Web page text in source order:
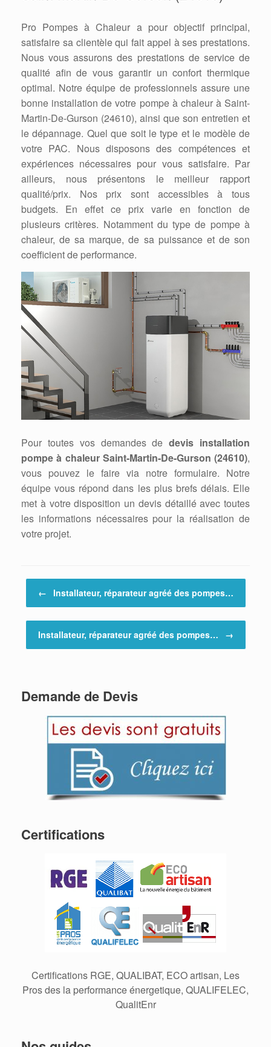
Pro Pompes à Chaleur a pour objectif principal,
satisfaire sa clientèle qui fait appel à ses prestations.
Nous vous assurons des prestations de service de
qualité afin de vous garantir un confort thermique
optimal. Notre équipe de professionnels assure une
bonne installation de votre pompe à chaleur à Saint-
Martin-De-Gurson (24610), ainsi que son entretien et
le dépannage. Quel que soit le type et le modèle de
votre PAC. Nous disposons des compétences et
expériences nécessaires pour vous satisfaire. Par
ailleurs, nous présentons le meilleur rapport
qualité/prix. Nos prix sont accessibles à tous
budgets. En effet ce prix varie en fonction de
plusieurs critères. Notamment du type de pompe à
chaleur, de sa marque, de sa puissance et de son
coefficient de performance.
Pour toutes vos demandes dedevis installation
pompe à chaleur Saint-Martin-De-Gurson (24610),
vous pouvez le faire via notre formulaire. Notre
équipe vous répond dans les plus brefs délais. Elle
met à votre disposition un devis détaillé avec toutes
les informations nécessaires pour la réalisation de
votre projet.
← Installateur, réparateur agréé des pompes…
Installateur, réparateur agréé des pompes… →
Demande de Devis
Certifications
Certifications RGE, QUALIBAT, ECO artisan, Les
Pros des la performance énergetique, QUALIFELEC,
QualitEnr